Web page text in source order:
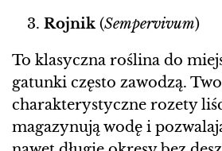
Rojnik (Sempervivum)
To klasyczna roślina do
gatunki często zawodzą.
charakterystyczne rozety
magazynują wodę i